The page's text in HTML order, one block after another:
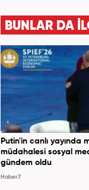
BUNLAR DA
Putin'in canlı yayında
müdahalesi sosyal
gündem oldu
Haber7